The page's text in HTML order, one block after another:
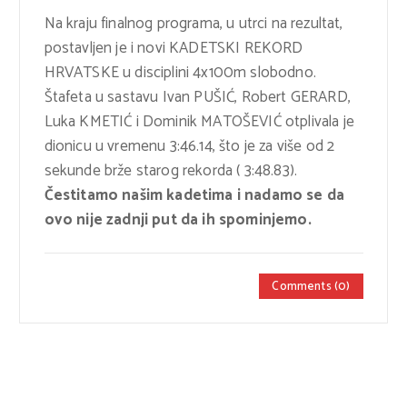
Na kraju finalnog programa, u utrci na rezultat,
postavljen je i novi KADETSKI REKORD
HRVATSKE u disciplini 4x100m slobodno.
Štafeta u sastavu Ivan PUŠIĆ, Robert GERARD,
Luka KMETIĆ i Dominik MATOŠEVIĆ otplivala je
dionicu u vremenu 3:46.14, što je za više od 2
sekunde brže starog rekorda ( 3:48.83).
Čestitamo našim kadetima i nadamo se da
ovo nije zadnji put da ih spominjemo.
Comments (0)